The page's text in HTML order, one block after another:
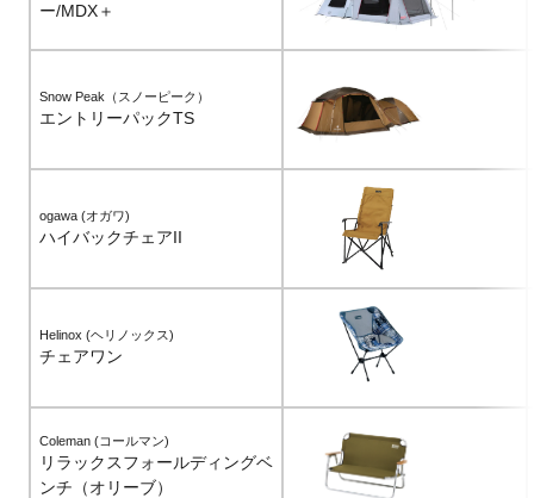
ー/MDX＋
Snow Peak（スノーピーク）
エントリーパックTS
ogawa (オガワ)
ハイバックチェアII
Helinox (ヘリノックス)
チェアワン
Coleman (コールマン)
リラックスフォールディングベ
ンチ（オリーブ）